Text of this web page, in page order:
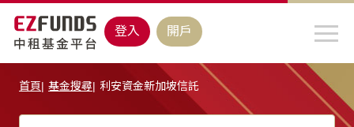
登入 開戶
首頁 基金搜尋 利安資金新加坡信託